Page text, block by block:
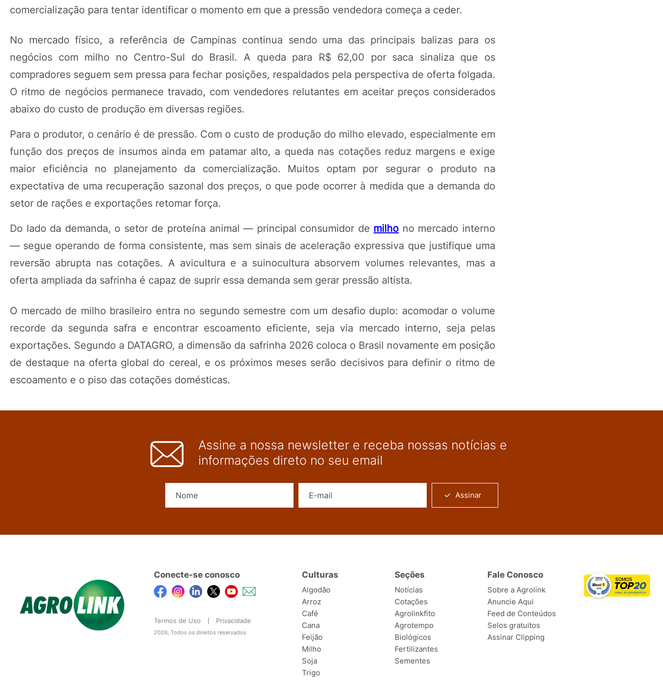
comercialização para tentar identificar o momento em que a pressão vendedora começa a ceder.
No mercado físico, a referência de Campinas continua sendo uma das principais balizas para os
negócios com milho no Centro-Sul do Brasil. A queda para R$ 62,00 por saca sinaliza que os
compradores seguem sem pressa para fechar posições, respaldados pela perspectiva de oferta folgada.
O ritmo de negócios permanece travado, com vendedores relutantes em aceitar preços considerados
abaixo do custo de produção em diversas regiões.
Para o produtor, o cenário é de pressão. Com o custo de produção do milho elevado, especialmente em
função dos preços de insumos ainda em patamar alto, a queda nas cotações reduz margens e exige
maior eficiência no planejamento da comercialização. Muitos optam por segurar o produto na
expectativa de uma recuperação sazonal dos preços, o que pode ocorrer à medida que a demanda do
setor de rações e exportações retomar força.
Do lado da demanda, o setor de proteína animal — principal consumidor de milho no mercado interno
— segue operando de forma consistente, mas sem sinais de aceleração expressiva que justifique uma
reversão abrupta nas cotações. A avicultura e a suinocultura absorvem volumes relevantes, mas a
oferta ampliada da safrinha é capaz de suprir essa demanda sem gerar pressão altista.
O mercado de milho brasileiro entra no segundo semestre com um desafio duplo: acomodar o volume
recorde da segunda safra e encontrar escoamento eficiente, seja via mercado interno, seja pelas
exportações. Segundo a DATAGRO, a dimensão da safrinha 2026 coloca o Brasil novamente em posição
de destaque na oferta global do cereal, e os próximos meses serão decisivos para definir o ritmo de
escoamento e o piso das cotações domésticas.
Assine a nossa newsletter e receba nossas notícias e
informações direto no seu email
Assinar
Conecte-se conosco
Termos de Uso Privacidade
2026, Todos os direitos reservados
Culturas
Algodão
Arroz
Café
Cana
Feijão
Milho
Soja
Trigo
Seções
Notícias
Cotações
Agrolinkfito
Agrotempo
Biológicos
Fertilizantes
Sementes
Fale Conosco
Sobre a Agrolink
Anuncie Aqui
Feed de Conteúdos
Selos gratuitos
Assinar Clipping